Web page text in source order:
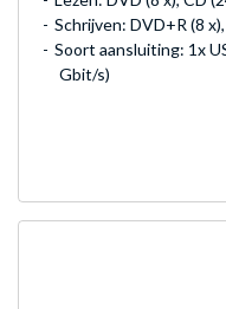
Schrijven: DVD+R (8
Soort aansluiting: 1x
Gbit/s)